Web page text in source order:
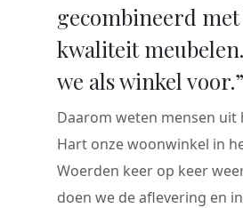
gecombineerd met
kwaliteit
we als winkel voor.”
Daarom weten mensen uit
Hart onze woonwinkel in
Woerden keer op keer
doen we de aflevering en